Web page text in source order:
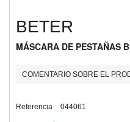
BETER
MÁSCARA DE PESTAÑAS
COMENTARIO SOBRE EL
Referencia 044061